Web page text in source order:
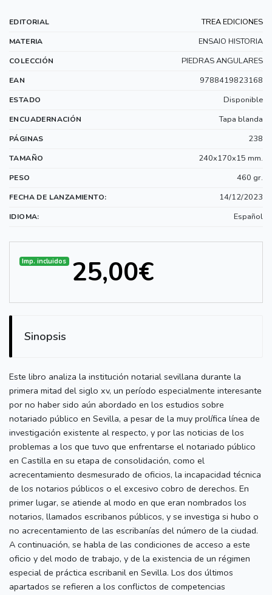
EDITORIAL TREA EDICIONES
MATERIA ENSAIO HISTORIA
COLECCIÓN PIEDRAS ANGULARES
EAN 9788419823168
ESTADO Disponible
ENCUADERNACIÓN Tapa blanda
PÁGINAS 238
TAMAÑO 240x170x15 mm.
PESO 460 gr.
FECHA DE LANZAMIENTO: 14/12/2023
IDIOMA: Español
Imp. incluidos 25,00€
Sinopsis
Este libro analiza la institución notarial sevillana durante la
primera mitad del siglo xv, un período especialmente interesante
por no haber sido aún abordado en los estudios sobre
notariado público en Sevilla, a pesar de la muy prolífica línea de
investigación existente al respecto, y por las noticias de los
problemas a los que tuvo que enfrentarse el notariado público
en Castilla en su etapa de consolidación, como el
acrecentamiento desmesurado de oficios, la incapacidad técnica
de los notarios públicos o el excesivo cobro de derechos. En
primer lugar, se atiende al modo en que eran nombrados los
notarios, llamados escribanos públicos, y se investiga si hubo o
no acrecentamiento de las escribanías del número de la ciudad.
A continuación, se habla de las condiciones de acceso a este
oficio y del modo de trabajo, y de la existencia de un régimen
especial de práctica escribanil en Sevilla. Los dos últimos
apartados se refieren a los conflictos de competencias